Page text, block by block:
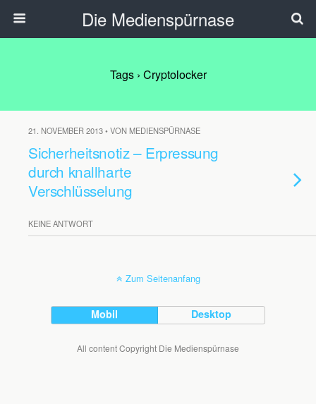
Die Medienspürnase
Tags › Cryptolocker
21. NOVEMBER 2013 • VON MEDIENSPÜRNASE
Sicherheitsnotiz – Erpressung
durch knallharte
Verschlüsselung
KEINE ANTWORT
Zum Seitenanfang
Mobil Desktop
All content Copyright Die Medienspürnase